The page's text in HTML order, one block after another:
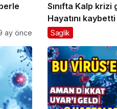
ay önce
Sınıfta Kalp krizi
Hayatını kaybetti
Saglik